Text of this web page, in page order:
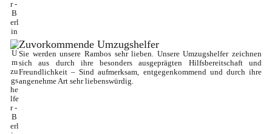
Zuvorkommende Umzugshelfer
Sie werden unsere Rambos sehr lieben. Unsere Umzugshelfer zeichnen
sich aus durch ihre besonders ausgeprägten Hilfsbereitschaft und
Freundlichkeit – Sind aufmerksam, entgegenkommend und durch ihre
angenehme Art sehr liebenswürdig.